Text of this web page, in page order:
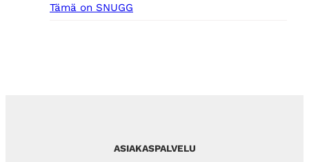
Tämä on SNUGG
ASIAKASPALVELU